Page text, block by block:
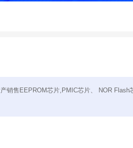
销售EEPROM芯片,PMIC芯片、 NOR